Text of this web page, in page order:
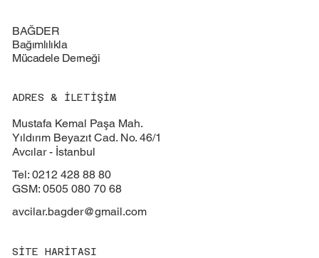
BAĞDER
Bağımlılıkla
Mücadele Derneği
ADRES & İLETİŞİM
Mustafa Kemal Paşa Mah.
Yıldırım Beyazıt Cad. No. 46/1
Avcılar - İstanbul
Tel: 0212 428 88 80
GSM: 0505 080 70 68
avcilar.bagder@gmail.com
SİTE HARİTASI